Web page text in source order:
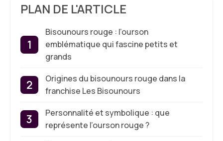
PLAN DE L'ARTICLE
Bisounours rouge : l’ourson
emblématique qui fascine petits et
grands
Origines du bisounours rouge dans la
franchise Les Bisounours
Personnalité et symbolique : que
représente l’ourson rouge ?